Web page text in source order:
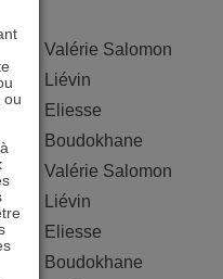
Valérie Salomon
Liévin
Eliesse
Boudokhane
Valérie Salomon
Liévin
Eliesse
Boudokhane
ou